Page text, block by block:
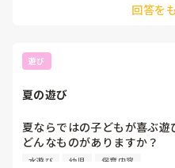
・雨どいで水の道作り…水の
池を作って泥遊び！これは実
すように！！
回答を
遊び
夏の遊び
夏ならではの子どもが喜ぶ遊
どんなものがありますか？
室内遊びでも外遊びでもな
水遊び 幼児 保育内容